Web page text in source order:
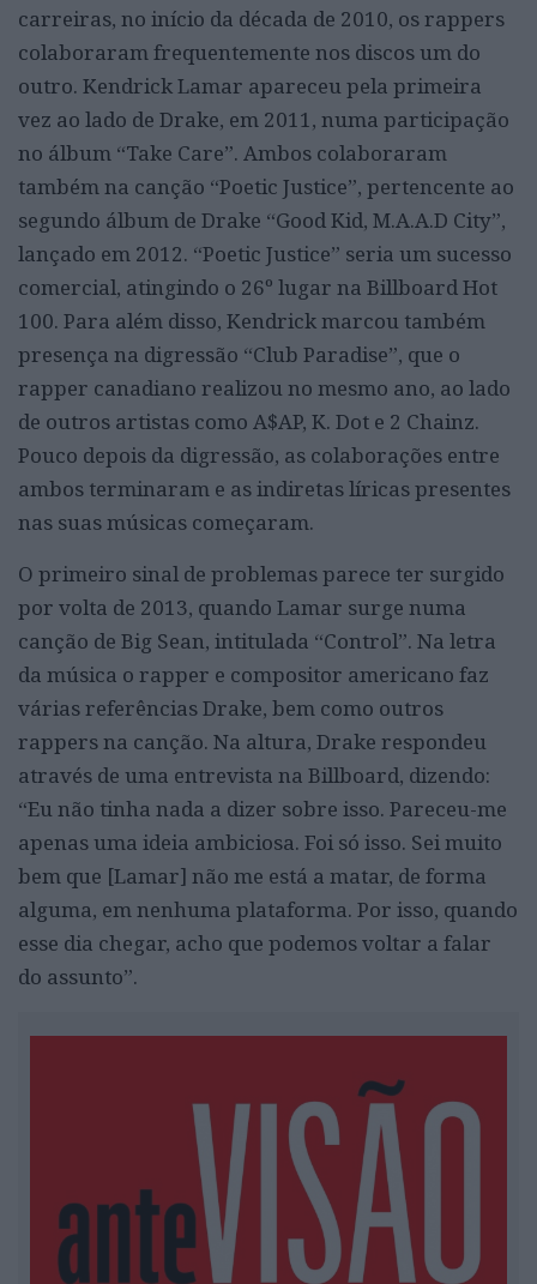
carreiras, no início da década de 2010, os rappers
colaboraram frequentemente nos discos um do
outro. Kendrick Lamar apareceu pela primeira
vez ao lado de Drake, em 2011, numa participação
no álbum “Take Care”. Ambos colaboraram
também na canção “Poetic Justice”, pertencente ao
segundo álbum de Drake “Good Kid, M.A.A.D City”,
lançado em 2012. “Poetic Justice” seria um sucesso
comercial, atingindo o 26º lugar na Billboard Hot
100. Para além disso, Kendrick marcou também
presença na digressão “Club Paradise”, que o
rapper canadiano realizou no mesmo ano, ao lado
de outros artistas como A$AP, K. Dot e 2 Chainz.
Pouco depois da digressão, as colaborações entre
ambos terminaram e as indiretas líricas presentes
nas suas músicas começaram.
O primeiro sinal de problemas parece ter surgido
por volta de 2013, quando Lamar surge numa
canção de Big Sean, intitulada “Control”. Na letra
da música o rapper e compositor americano faz
várias referências Drake, bem como outros
rappers na canção. Na altura, Drake respondeu
através de uma entrevista na Billboard, dizendo:
“Eu não tinha nada a dizer sobre isso. Pareceu-me
apenas uma ideia ambiciosa. Foi só isso. Sei muito
bem que [Lamar] não me está a matar, de forma
alguma, em nenhuma plataforma. Por isso, quando
esse dia chegar, acho que podemos voltar a falar
do assunto”.